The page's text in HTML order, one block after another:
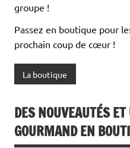
groupe !
Passez en boutique pour
prochain coup de cœur !
La boutique
DES NOUVEAUTÉS
GOURMAND EN